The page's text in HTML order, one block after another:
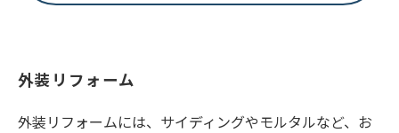
外装リフォーム
外装リフォームには、サイディングやモルタルなど、お